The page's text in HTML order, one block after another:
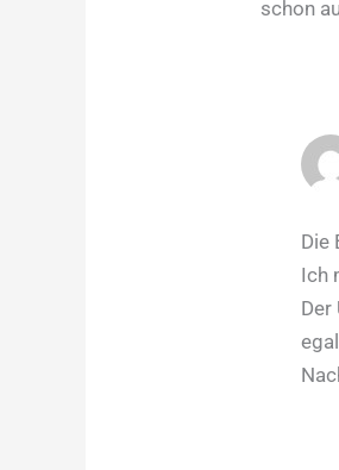
schon
Die
Ich